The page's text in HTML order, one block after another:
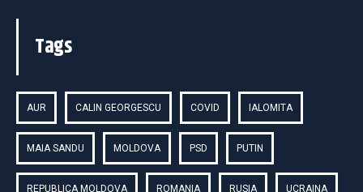
Tags
AUR CALIN GEORGESCU COVID IALOMITA
MAIA SANDU MOLDOVA PSD PUTIN
REPUBLICA MOLDOVA ROMANIA RUSIA UCRAINA